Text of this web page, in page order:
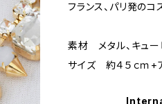
フランス、パリ発のコ
素材 メタル、キュ
サイズ 約４５ｃｍ+